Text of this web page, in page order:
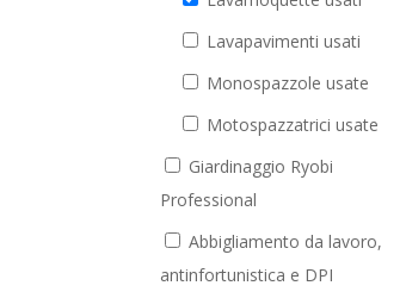
Lavapavimenti usati
Monospazzole usate
Motospazzatrici usate
Giardinaggio Ryobi
Professional
Abbigliamento da lavoro,
antinfortunistica e DPI